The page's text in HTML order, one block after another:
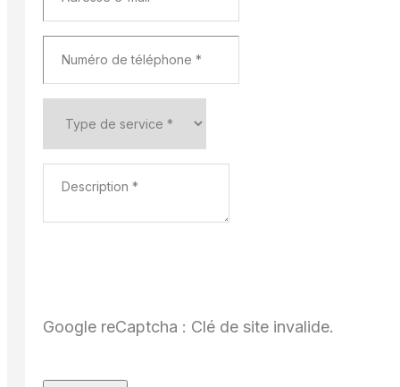
Google reCaptcha : Clé de site invalide.